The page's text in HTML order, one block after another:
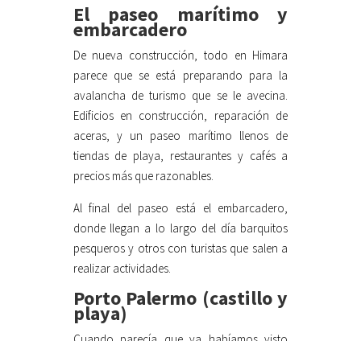
El paseo marítimo y
embarcadero
De nueva construcción, todo en Himara
parece que se está preparando para la
avalancha de turismo que se le avecina.
Edificios en construcción, reparación de
aceras, y un paseo marítimo llenos de
tiendas de playa, restaurantes y cafés a
precios más que razonables.
Al final del paseo está el embarcadero,
donde llegan a lo largo del día barquitos
pesqueros y otros con turistas que salen a
realizar actividades.
Porto Palermo (castillo y
playa)